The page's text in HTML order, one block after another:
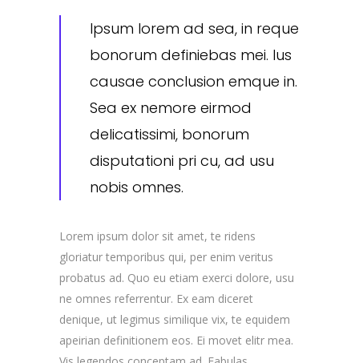
Ipsum lorem ad sea, in reque
bonorum definiebas mei. Ius
causae conclusion emque in.
Sea ex nemore eirmod
delicatissimi, bonorum
disputationi pri cu, ad usu
nobis omnes.
Lorem ipsum dolor sit amet, te ridens
gloriatur temporibus qui, per enim veritus
probatus ad. Quo eu etiam exerci dolore, usu
ne omnes referrentur. Ex eam diceret
denique, ut legimus similique vix, te equidem
apeirian definitionem eos. Ei movet elitr mea.